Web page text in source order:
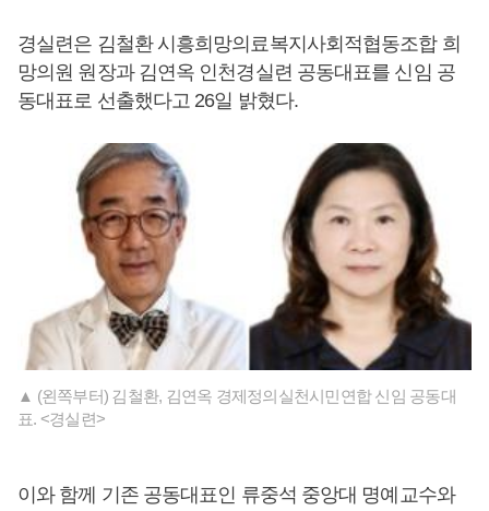
경실련은 김철환 시흥희망의료복지사회적협동조합 희
망의원 원장과 김연옥 인천경실련 공동대표를 신임 공
동대표로 선출했다고 26일 밝혔다.
▲ (왼쪽부터) 김철환, 김연옥 경제정의실천시민연합 신임 공동대
표. <경실련>
이와 함께 기존 공동대표인 류중석 중앙대 명예교수와